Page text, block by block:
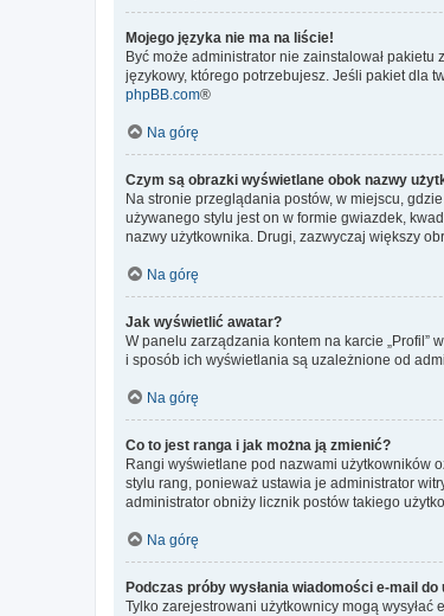
Mojego języka nie ma na liście!
Być może administrator nie zainstalował
językowy, którego potrzebujesz. Jeśli pakiet dla
phpBB.com®
Na górę
Czym są obrazki wyświetlane obok nazwy
Na stronie przeglądania postów, w miejscu,
używanego stylu jest on w formie gwiazdek,
nazwy użytkownika. Drugi, zazwyczaj większy
Na górę
Jak wyświetlić awatar?
W panelu zarządzania kontem na karcie „Profil”
i sposób ich wyświetlania są uzależnione od
Na górę
Co to jest ranga i jak można ją zmienić?
Rangi wyświetlane pod nazwami użytkowników
stylu rang, ponieważ ustawia je administrator
administrator obniży licznik postów takiego
Na górę
Podczas próby wysłania wiadomości e-mail
Tylko zarejestrowani użytkownicy mogą wysyłać